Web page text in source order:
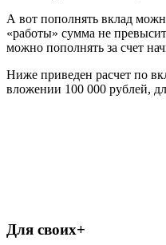
А вот пополнять вклад
«работы» сумма не
можно пополнять за счет
Ниже приведен расчет по
вложении 100 000 рублей,
Для своих+